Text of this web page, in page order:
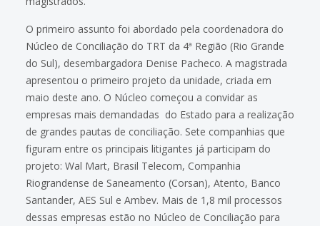
O primeiro assunto foi abordado pela coordenadora do
Núcleo de Conciliação do TRT da 4ª Região (Rio Grande
do Sul), desembargadora Denise Pacheco. A magistrada
apresentou o primeiro projeto da unidade, criada em
maio deste ano. O Núcleo começou a convidar as
empresas mais demandadas do Estado para a realização
de grandes pautas de conciliação. Sete companhias que
figuram entre os principais litigantes já participam do
projeto: Wal Mart, Brasil Telecom, Companhia
Riograndense de Saneamento (Corsan), Atento, Banco
Santander, AES Sul e Ambev. Mais de 1,8 mil processos
dessas empresas estão no Núcleo de Conciliação para